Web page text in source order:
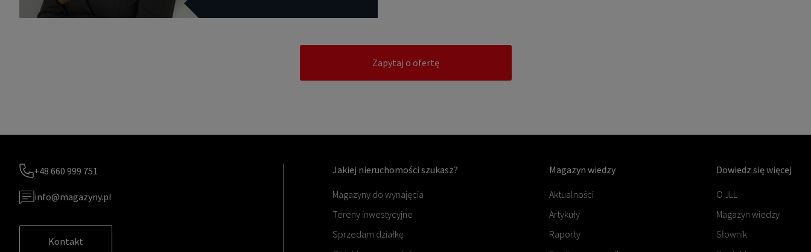
Zapytaj o ofertę
+48 660 999 751
info@magazyny.pl
Kontakt
Jakiej nieruchomości szukasz?
Magazyny do wynajęcia
Tereny inwestycyjne
Sprzedam działkę
Magazyn wiedzy
Aktualności
Artykuły
Raporty
Dowiedz się więcej
O JLL
Magazyn wiedzy
Słownik